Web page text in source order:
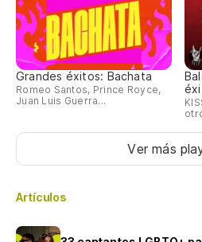
Grandes éxitos: Bachata
Romeo Santos, Prince Royce,
Juan Luis Guerra...
Ver más
Artículos